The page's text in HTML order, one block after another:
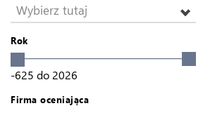
Wybierz tutaj
Rok
-625 do 2026
Firma oceniająca